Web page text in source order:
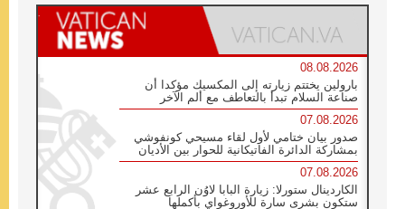
08.08.2026
بارولين يختتم زيارته إلى المكسيك مؤكدا أن
صناعة السلام تبدأ بالتعاطف مع ألم الآخر
07.08.2026
صدور بيان ختامي لأول لقاء مسيحي كونفوشي
بمشاركة الدائرة الفاتيكانية للحوار بين الأديان
07.08.2026
الكاردينال ستورلا: زيارة البابا لاوُن الرابع عشر
ستكون بشرى سارة للأوروغواي بأكملها